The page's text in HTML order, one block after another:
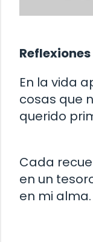
En la vida
cosas que
querido
Cada
en un
en mi alma.